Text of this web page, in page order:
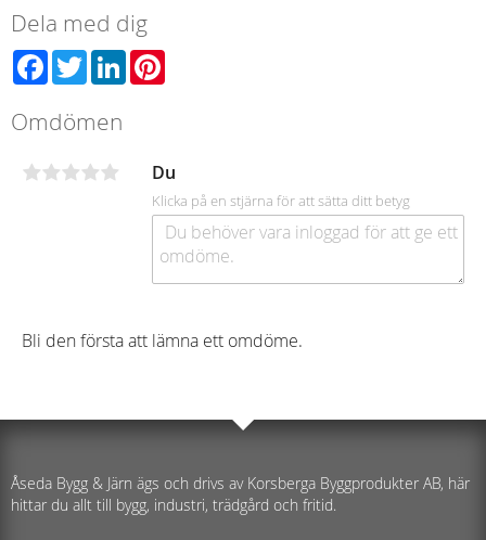
Dela med dig
Facebook
TwitterLinkedIn
Omdömen
Du
Klicka på en stjärna för att sätta ditt betyg
Bli den första att lämna ett omdöme.
Åseda Bygg & Järn ägs och drivs av Korsberga Byggprodukter AB, här
hittar du allt till bygg, industri, trädgård och fritid.